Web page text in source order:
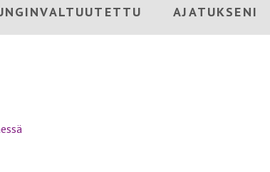
AJATUKSENI